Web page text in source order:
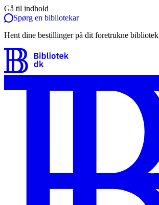
Gå til indhold
Spørg en bibliotekar
Hent dine bestillinger på dit foretrukne bibliotek